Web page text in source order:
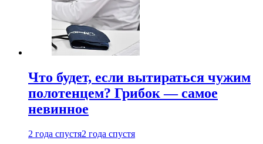
Что будет, если вытираться чужим
полотенцем? Грибок — самое
невинное
2 года спустя2 года спустя